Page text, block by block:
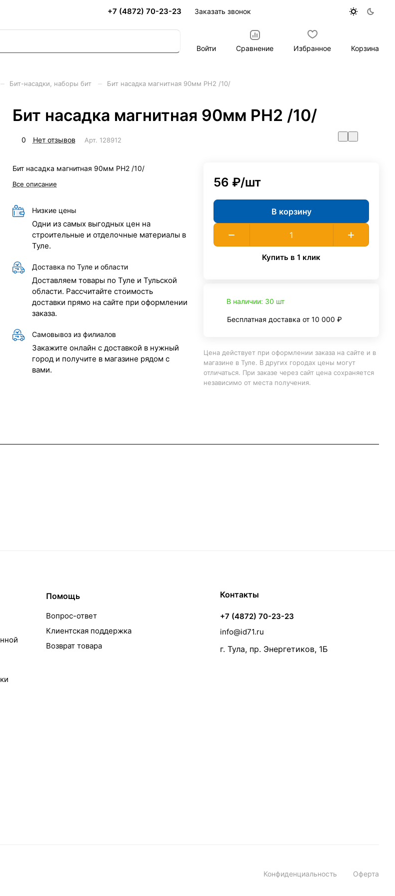
+7 (4872) 70-23-23 Заказать звонок
Войти Сравнение Избранное Корзина
Бит-насадки, наборы бит Бит насадка магнитная 90мм PH2 /10/
Бит насадка магнитная 90мм PH2 /10/
0 Нет отзывов Арт. 128912
Бит насадка магнитная 90мм PH2 /10/
Все описание
Низкие цены
Одни из самых выгодных цен на
строительные и отделочные материалы в
Туле.
Доставка по Туле и области
Доставляем товары по Туле и Тульской
области. Рассчитайте стоимость
доставки прямо на сайте при оформлении
заказа.
Самовывоз из филиалов
Закажите онлайн с доставкой в нужный
город и получите в магазине рядом с
вами.
56 ₽/шт
В корзину
Купить в 1 клик
В наличии: 30 шт
Бесплатная доставка от 10 000 ₽
Цена действует при оформлении заказа на сайте и в
магазине в Туле. В других городах цены могут
отличаться. При заказе через сайт цена сохраняется
независимо от места получения.
Помощь
Вопрос-ответ
Клиентская поддержка
Возврат товара
Контакты
+7 (4872) 70-23-23
info@id71.ru
г. Тула, пр. Энергетиков, 1Б
Конфиденциальность Оферта